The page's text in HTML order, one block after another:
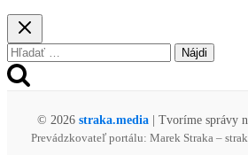
Hľadať:
© 2026 straka.media| Tvoríme správy
Prevádzkovateľ portálu: Marek Straka –